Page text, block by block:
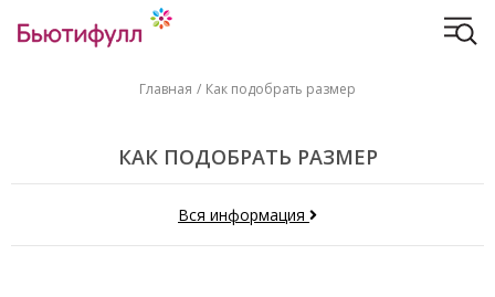
Главная Как подобрать размер
КАК ПОДОБРАТЬ РАЗМЕР
Вся информация